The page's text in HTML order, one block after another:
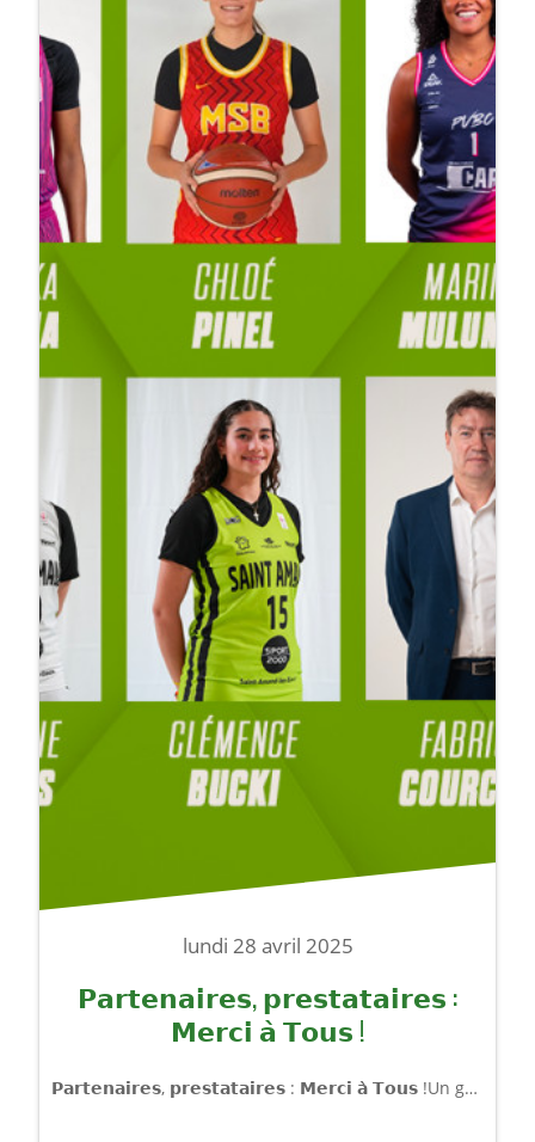
lundi 28 avril 2025
𝗣𝗮𝗿𝘁𝗲𝗻𝗮𝗶𝗿𝗲𝘀, 𝗽𝗿𝗲𝘀𝘁𝗮𝘁𝗮𝗶𝗿𝗲𝘀 :
𝗠𝗲𝗿𝗰𝗶 𝗮̀ 𝗧𝗼𝘂𝘀 !
𝗣𝗮𝗿𝘁𝗲𝗻𝗮𝗶𝗿𝗲𝘀, 𝗽𝗿𝗲𝘀𝘁𝗮𝘁𝗮𝗶𝗿𝗲𝘀 : 𝗠𝗲𝗿𝗰𝗶 𝗮̀ 𝗧𝗼𝘂𝘀 !Un grand MERCI à tous nos partenaires (publics et privés) et prestataires qui ont rendu chaque événement unique et qui nous ont soutenus cette saison !- 𝗡𝗦𝗔 pour la mise à disposition des lumières- 𝗣𝗵𝗶𝗹𝗶𝗽𝗽𝗲 𝗡𝗮𝗯𝗮𝗶𝘀 et 𝗟𝗼𝗴𝗮𝗻 𝗥𝗼𝘃𝗶𝘃𝗲, nos speakers survoltés qui ont enflammé la salle- 𝗪𝗲 𝗔𝗿𝗲 𝗖𝗵𝗲𝗲𝗿𝗹𝗲𝗮𝗱𝗲𝗿𝘀, pour leur acrobaties !- Nos traiteurs VIP, 𝗠𝗮𝘅𝗶𝗺𝗲 𝗧𝗿𝗮𝗶𝘁𝗲𝘂𝗿 et 𝗡𝗲𝗹𝗹𝘆 𝗡𝗲𝗹𝗹𝗼, pour leur délicieuse cuisine qui régale chaque soirée VIP- 𝗖𝗼𝘂𝗽𝗲𝘇, notre fournisseur de boissons- 𝗧𝗵𝗲 𝗧𝗿𝗮𝗳𝗳𝗶𝗰, le groupe de musique qui a animé vos soirées VIP- 𝗟𝗲 𝗣𝗮𝘀𝗶𝗻𝗼, partenaire du Patouche Game et du shoot mythique du milieu de terrain- 𝗟𝗲 𝗕𝗶𝘀𝘁𝗿𝗼𝘁 𝗱𝗲 𝗣𝗮𝗿𝗶𝘀, pour la mise à disposition des tap tap à chaque match- 𝗦𝗰𝗼𝗼𝗽𝗶 𝗺𝗲́𝗱𝗶𝗮 by Stéphane Philippe : pour la création des spots leds- 𝗜𝗦𝗚 𝗦𝗽𝗼𝗿𝘁 𝗕𝘂𝘀𝗶𝗻𝗲𝘀𝘀 𝗠𝗮𝗻𝗮𝗴𝗲𝗺𝗲𝗻𝘁 𝗟𝗶𝗹𝗹𝗲 : Pour les stagiaires au top pendant toute la saison- Et un grand merci au 𝗖𝗵’𝘁𝗶 𝗚𝗲́𝗻𝗲́𝗽𝗶, une boisson qui incarne l’esprit chaleureux de notre région.Votre soutien fait de nous ce que nous sommes : une grande famille verte.𝗘𝗻𝘀𝗲𝗺𝗯𝗹𝗲, 𝗼𝗻 𝗰𝗼𝗻𝘁𝗶𝗻𝘂𝗲 𝗮̀ 𝗮𝗹𝗹𝗲𝗿 𝘁𝗼𝘂𝗷𝗼𝘂𝗿𝘀 𝗽𝗹𝘂𝘀 𝗵𝗮𝘂𝘁 !